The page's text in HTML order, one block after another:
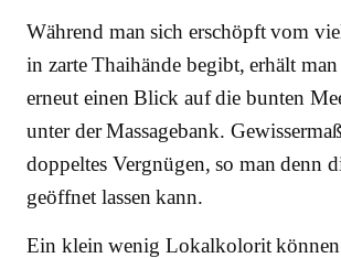
Während man sich erschöpft vom
in zarte Thaihände begibt, erhält
erneut einen Blick auf die bunten
unter der Massagebank.
doppeltes Vergnügen, so man denn
geöffnet lassen kann.
Ein klein wenig Lokalkolorit können